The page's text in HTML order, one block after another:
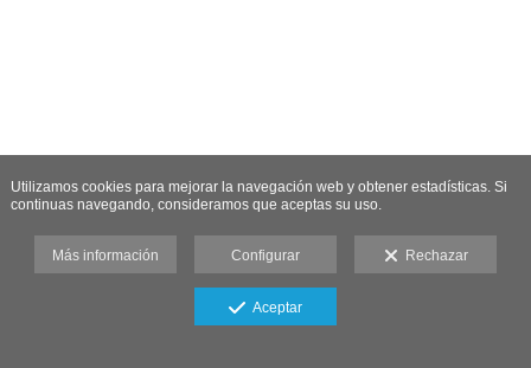
Utilizamos cookies para mejorar la navegación web y obtener estadísticas. Si
continuas navegando, consideramos que aceptas su uso.
Más información Configurar Rechazar
Aceptar